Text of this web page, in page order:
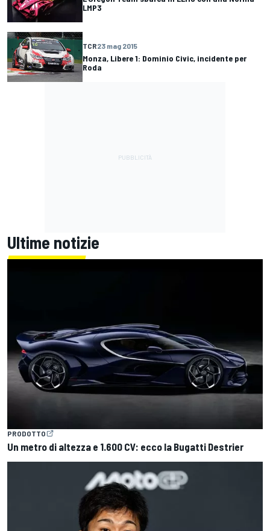
LMP3
TCR23 mag 2015
Monza, Libere 1: Dominio Civic, incidente per
Roda
Ultime notizie
PRODOTTO
Un metro di altezza e 1.600 CV: ecco la Bugatti Destrier